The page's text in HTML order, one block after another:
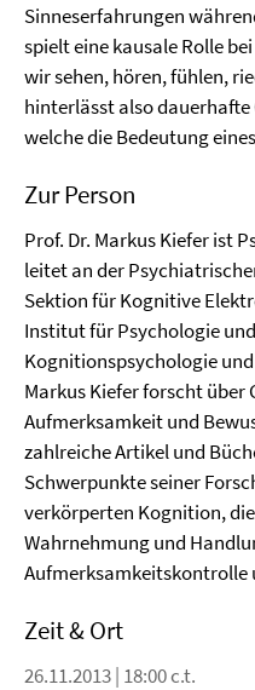
Sinneserfahrungen
spielt eine kausale Rolle
wir sehen, hören, fühlen,
hinterlässt also
welche die Bedeutung
Zur Person
Prof. Dr. Markus Kiefer ist
leitet an der
Sektion für Kognitive
Institut für Psychologie
Kognitionspsychologie
Markus Kiefer forscht über
Aufmerksamkeit und
zahlreiche Artikel und
Schwerpunkte seiner
verkörperten Kognition,
Wahrnehmung und
Aufmerksamkeitskontrolle
Zeit & Ort
26.11.2013 | 18:00 c.t.